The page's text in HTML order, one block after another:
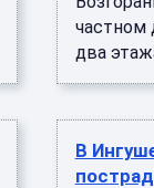
частном
два
В